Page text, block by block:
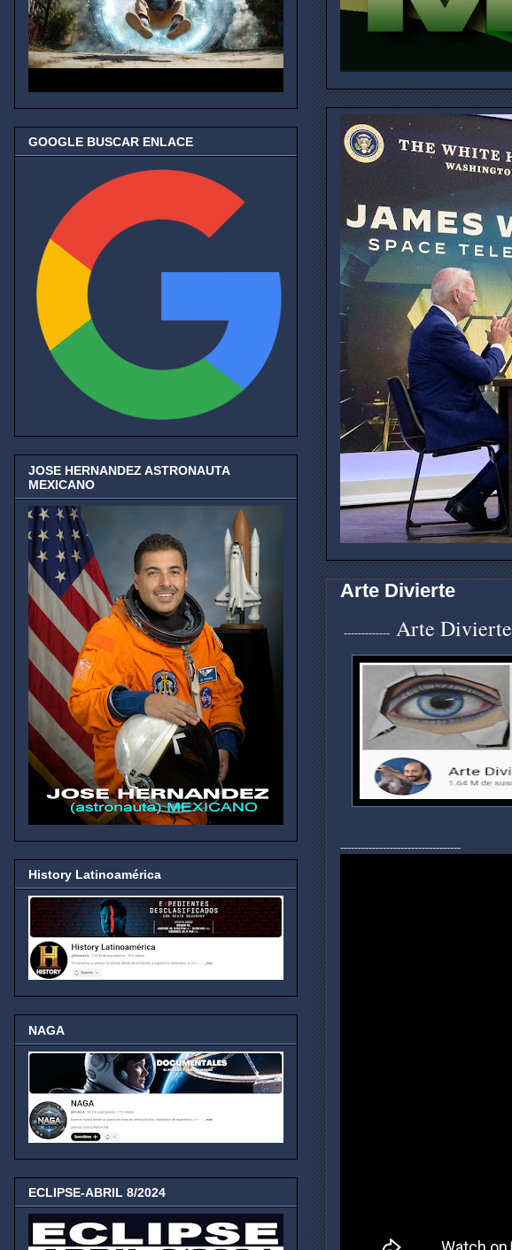
Arte Divierte
------------- Arte Divierte
----------------------------------
GOOGLE BUSCAR ENLACE
JOSE HERNANDEZ ASTRONAUTA
MEXICANO
History Latinoamérica
NAGA
ECLIPSE-ABRIL 8/2024